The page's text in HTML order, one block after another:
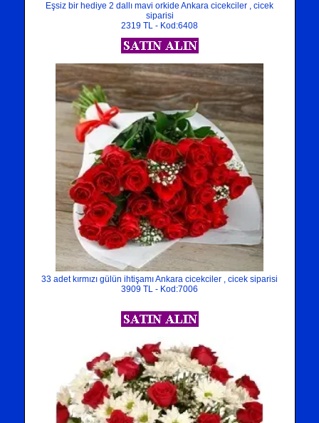
Eşsiz bir hediye 2 dallı mavi orkide Ankara cicekciler , cicek
siparisi
2319 TL - Kod:6408
33 adet kırmızı gülün ihtişamı Ankara cicekciler , cicek siparisi
3909 TL - Kod:7006